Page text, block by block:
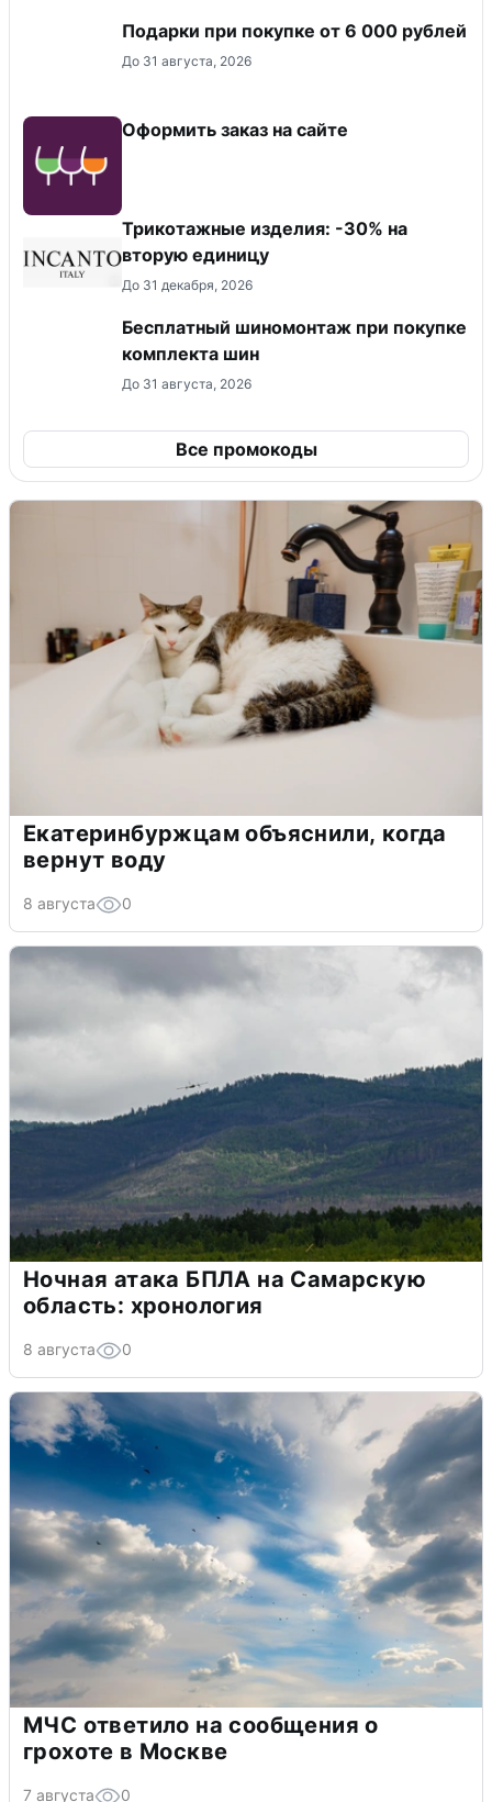
Подарки при покупке от 6 000 рублей
До 31 августа, 2026
Оформить заказ на сайте
Трикотажные изделия: -30% на
вторую единицу
До 31 декабря, 2026
Бесплатный шиномонтаж при покупке
комплекта шин
До 31 августа, 2026
Все промокоды
Екатеринбуржцам объяснили, когда
вернут воду
8 августа 0
Ночная атака БПЛА на Самарскую
область: хронология
8 августа 0
МЧС ответило на сообщения о
грохоте в Москве
7 августа 0